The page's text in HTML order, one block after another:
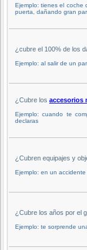
Ejemplo: tienes el coche
puerta, dañando gran
¿cubre el 100% de los
Ejemplo: al salir de un
¿Cubre los accesorios
Ejemplo: cuando te
declaras
¿Cubren equipajes y
Ejemplo: en un
¿Cubre los años por el
Ejemplo: te sorprende